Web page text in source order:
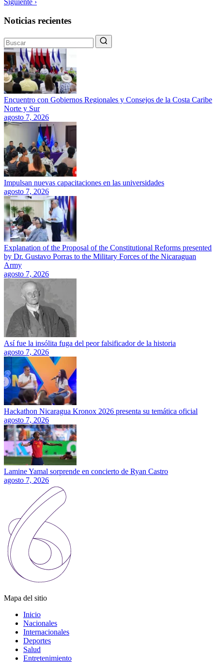
Noticias recientes
Encuentro con Gobiernos Regionales y Consejos de la Costa Caribe
Norte y Sur
agosto 7, 2026
Impulsan nuevas capacitaciones en las universidades
agosto 7, 2026
Explanation of the Proposal of the Constitutional Reforms presented
by Dr. Gustavo Porras to the Military Forces of the Nicaraguan
Army
agosto 7, 2026
Así fue la insólita fuga del peor falsificador de la historia
agosto 7, 2026
Hackathon Nicaragua Kronox 2026 presenta su temática oficial
agosto 7, 2026
Lamine Yamal sorprende en concierto de Ryan Castro
agosto 7, 2026
Mapa del sitio
Inicio
Nacionales
Internacionales
Deportes
Salud
Entretenimiento